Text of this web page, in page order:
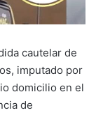
cautelar de
imputado por
domicilio en el
de